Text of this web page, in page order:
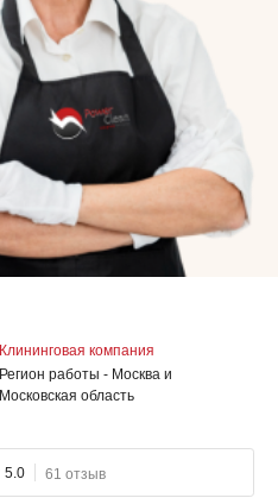
Клининговая компания
Регион работы - Москва и
Московская область
5.0 61 отзыв